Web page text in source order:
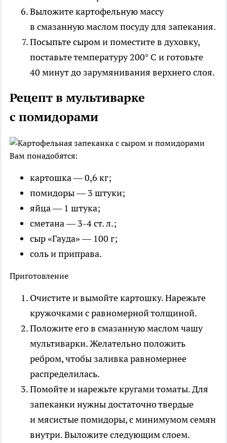
Выложите картофельную массу
в смазанную маслом посуду для запекания.
Посыпьте сыром и поместите в духовку,
поставьте температуру 200° С и готовьте
40 минут до зарумянивания верхнего слоя.
Рецепт в мультиварке
с помидорами
Вам понадобятся:
картошка — 0,6 кг;
помидоры — 3 штуки;
яйца — 1 штука;
сметана — 3-4 ст. л.;
сыр «Гауда» — 100 г;
соль и приправа.
Приготовление
Очистите и вымойте картошку. Нарежьте
кружочками с равномерной толщиной.
Положите его в смазанную маслом чашу
мультиварки. Желательно положить
ребром, чтобы заливка равномернее
распределилась.
Помойте и нарежьте кругами томаты. Для
запеканки нужны достаточно твердые
и мясистые помидоры, с минимумом семян
внутри. Выложите следующим слоем.